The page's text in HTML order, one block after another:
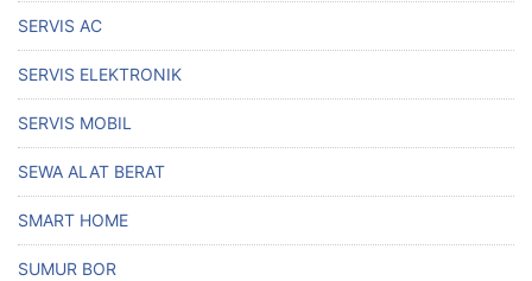
SERVIS AC
SERVIS ELEKTRONIK
SERVIS MOBIL
SEWA ALAT BERAT
SMART HOME
SUMUR BOR